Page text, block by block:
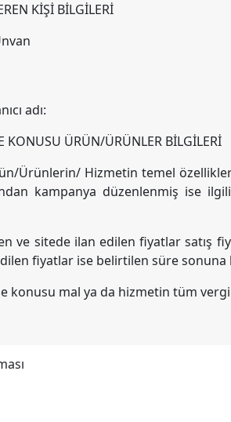
KİŞİ BİLGİLERİ
adı:
KONUSU ÜRÜN/ÜRÜNLER BİLGİLERİ
Ürünlerin/ Hizmetin temel
kampanya düzenlenmiş ise
ve sitede ilan edilen fiyatlar satış
fiyatlar ise belirtilen süre sonuna
konusu mal ya da hizmetin tüm